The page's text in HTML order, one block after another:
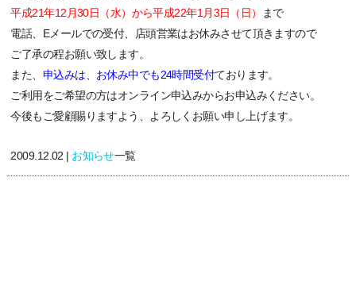
平成21年12月30日（水）から平成22年1月3日（日）
まで
電話、Eメールでの受付、店頭営業はお休みさせて頂きますので
ご了承の程お願い致します。
また、 申込みは、お休み中でも24時間受付ております。
ご利用をご希望の方はオンライン申込みからお申込みください。
今後もご愛顧賜りますよう、よろしくお願い申し上げます。
2009.12.02 | お知らせ一覧